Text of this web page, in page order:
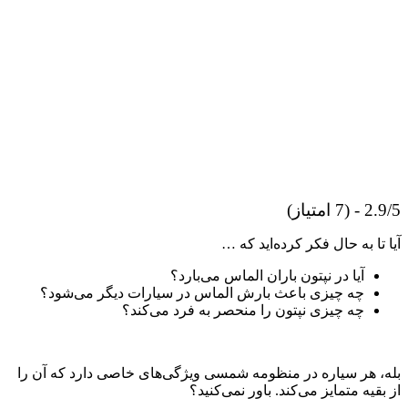
به حال فکر کرده‌اید که …
آیا در نپتون باران الماس می‌بارد؟
چه چیزی باعث بارش الماس در سیارات دیگر می‌شود؟
چه چیزی نپتون را منحصر به فرد می‌کند؟
هر سیاره در منظومه شمسی ویژگی‌های خاصی دارد که آن را
متمایز می‌کند. باور نمی‌کنید؟